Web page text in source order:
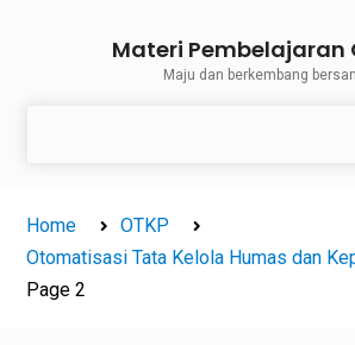
Materi Pembelajaran
Maju dan berkembang
Home
OTKP
Otomatisasi Tata Kelola Humas dan
Page 2